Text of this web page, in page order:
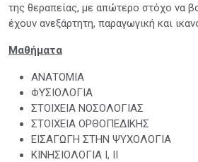
της θεραπείας, με απώτερο στόχο να
έχουν ανεξάρτητη, παραγωγική και
Μαθήματα
ΑΝΑΤΟΜΙΑ
ΦΥΣΙΟΛΟΓΙΑ
ΣΤΟΙΧΕΙΑ ΝΟΣΟΛΟΓΙΑΣ
ΣΤΟΙΧΕΙΑ ΟΡΘΟΠΕΔΙΚΗΣ
ΕΙΣΑΓΩΓΗ ΣΤΗΝ ΨΥΧΟΛΟΓΙΑ
ΚΙΝΗΣΙΟΛΟΓΙΑ Ι, ΙΙ